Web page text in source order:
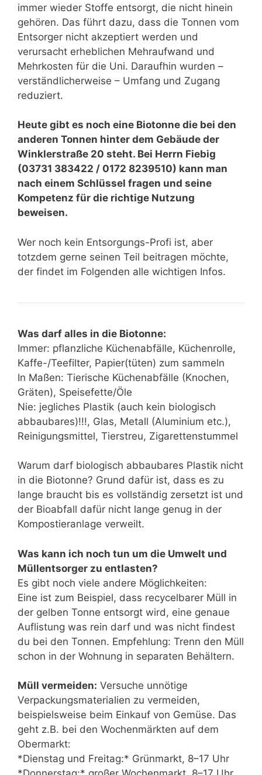
immer wieder Stoffe entsorgt, die nicht hinein
gehören. Das führt dazu, dass die Tonnen vom
Entsorger nicht akzeptiert werden und
verursacht erheblichen Mehraufwand und
Mehrkosten für die Uni. Daraufhin wurden –
verständlicherweise – Umfang und Zugang
reduziert.
Heute gibt es noch eine Biotonne die bei den
anderen Tonnen hinter dem Gebäude der
Winklerstraße 20 steht. Bei Herrn Fiebig
(03731 383422 / 0172 8239510) kann man
nach einem Schlüssel fragen und seine
Kompetenz für die richtige Nutzung
beweisen.
Wer noch kein Entsorgungs-Profi ist, aber
totzdem gerne seinen Teil beitragen möchte,
der findet im Folgenden alle wichtigen Infos.
Was darf alles in die Biotonne:
Immer: pflanzliche Küchenabfälle, Küchenrolle,
Kaffe-/Teefilter, Papier(tüten) zum sammeln
In Maßen: Tierische Küchenabfälle (Knochen,
Gräten), Speisefette/Öle
Nie: jegliches Plastik (auch kein biologisch
abbaubares)!!!, Glas, Metall (Aluminium etc.),
Reinigungsmittel, Tierstreu, Zigarettenstummel
Warum darf biologisch abbaubares Plastik nicht
in die Biotonne? Grund dafür ist, dass es zu
lange braucht bis es vollständig zersetzt ist und
der Bioabfall dafür nicht lange genug in der
Kompostieranlage verweilt.
Was kann ich noch tun um die Umwelt und
Müllentsorger zu entlasten?
Es gibt noch viele andere Möglichkeiten:
Eine ist zum Beispiel, dass recycelbarer Müll in
der gelben Tonne entsorgt wird, eine genaue
Auflistung was rein darf und was nicht findest
du bei den Tonnen. Empfehlung: Trenn den Müll
schon in der Wohnung in separaten Behältern.
Müll vermeiden: Versuche unnötige
Verpackungsmaterialien zu vermeiden,
beispielsweise beim Einkauf von Gemüse. Das
geht z.B. bei den Wochenmärkten auf dem
Obermarkt:
*Dienstag und Freitag:* Grünmarkt, 8–17 Uhr